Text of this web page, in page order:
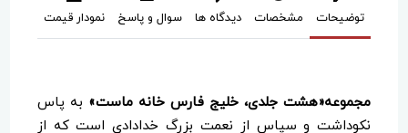
توضیحات مشخصات دیدگاه ها سوال و پاسخ نمودار قیمت
مجموعه«هشت جلدی، خلیج فارس خانه ماست» به پاس
نکوداشت و سپاس از نعمت بزرگ خدادادی است که از